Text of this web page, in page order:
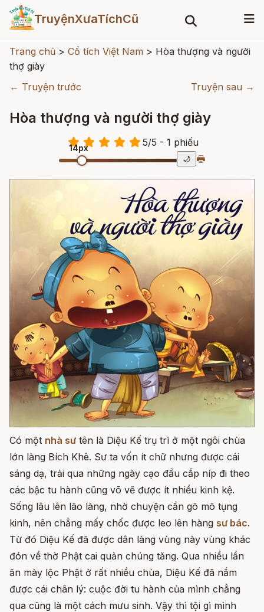
TruyệnXưaTíchCũ
Trang chủ > Cổ tích Việt Nam > Hòa thượng và người
thợ giày
← Truyện trước
Truyện sau →
Hòa thượng và người thợ giày
5/5 - 1 phiếu
14px
🌙 🖶
Có một nhà sư tên là Diệu Kế trụ trì ở một ngôi chùa
lớn làng Bích Khê. Sư ta vốn ít chữ nhưng được cái
sáng dạ, trải qua những ngày cạo đầu cắp níp đi theo
các bậc tu hành cũng võ vẽ được ít nhiều kinh kệ.
Sống lâu lên lão làng, nhờ chuyện cần gõ mõ tụng
kinh, nên chẳng mấy chốc được leo lên hàng sư bác.
Từ đó Diệu Kế đã được dân làng vùng này vùng khác
đón về thờ Phật cai quản chúng tăng. Qua nhiều lần
ăn mày lộc Phật ở rất nhiều chùa, Diệu Kế đã nắm
được cái chân lý: cuộc đời tu hành của mình chẳng
qua cũng là một cách mưu sinh. Vậy thì tội gì mình